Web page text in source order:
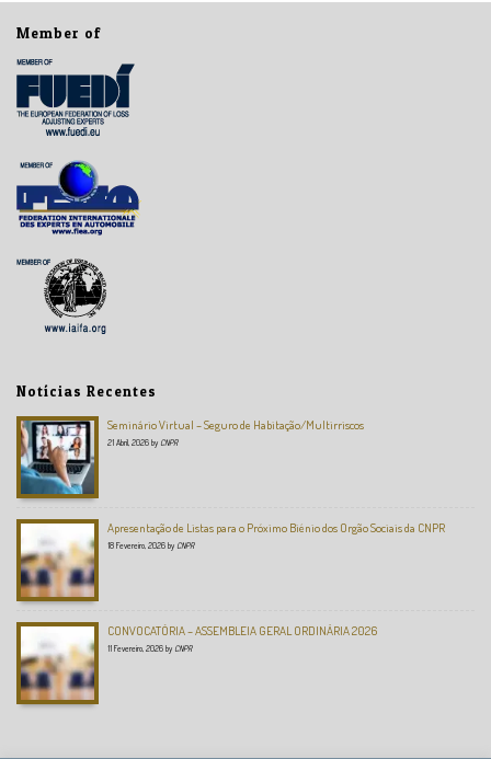
Member of
Notícias Recentes
Seminário Virtual – Seguro de Habitação/Multirriscos
21 Abril, 2026 by CNPR
Apresentação de Listas para o Próximo Biénio dos Orgão Sociais da CNPR
18 Fevereiro, 2026 by CNPR
CONVOCATÓRIA – ASSEMBLEIA GERAL ORDINÁRIA 2026
11 Fevereiro, 2026 by CNPR